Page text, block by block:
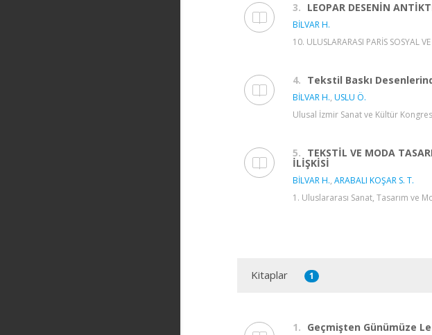
3. LEOPAR DESENİN
BİLVAR H.
10. ULUSLARARASI PARİS SOSYAL
4. Tekstil Baskı
BİLVAR H., USLU Ö.
Ulusal İzmir Sanat ve Kültür
5. TEKSTİL VE MODA
İLİŞKİSİ
BİLVAR H., ARABALI KOŞAR S. T.
1. Uluslararası Sanat, Tasarım ve
Kitaplar 1
1. Geçmişten Günümüze